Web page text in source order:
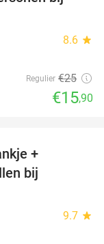
8.6 star
Regulier €25
€15,90
+
bij
9.7 star